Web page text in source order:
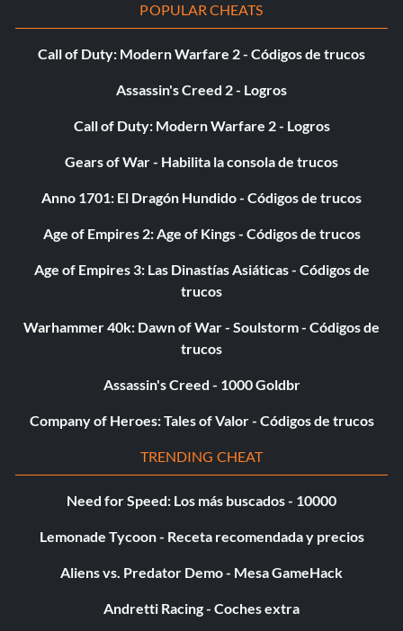
POPULAR CHEATS
Call of Duty: Modern Warfare 2 - Códigos de trucos
Assassin's Creed 2 - Logros
Call of Duty: Modern Warfare 2 - Logros
Gears of War - Habilita la consola de trucos
Anno 1701: El Dragón Hundido - Códigos de trucos
Age of Empires 2: Age of Kings - Códigos de trucos
Age of Empires 3: Las Dinastías Asiáticas - Códigos de
trucos
Warhammer 40k: Dawn of War - Soulstorm - Códigos de
trucos
Assassin's Creed - 1000 Goldbr
Company of Heroes: Tales of Valor - Códigos de trucos
TRENDING CHEAT
Need for Speed: Los más buscados - 10000
Lemonade Tycoon - Receta recomendada y precios
Aliens vs. Predator Demo - Mesa GameHack
Andretti Racing - Coches extra